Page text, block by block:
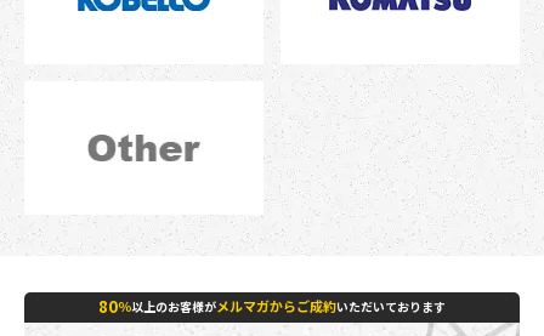
80％以上のお客様がメルマガからご成約いただいております